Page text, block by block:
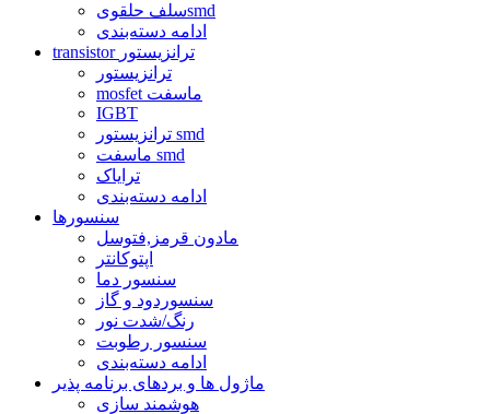
سلف حلقویsmd
ادامه دسته‌بندی
transistor ترانزیستور
ترانزیستور
mosfet ماسفت
IGBT
ترانزیستور smd
ماسفت smd
ترایاک
ادامه دسته‌بندی
سنسورها
مادون قرمز,فتوسل
اپتوکانتر
سنسور دما
سنسوردود و گاز
رنگ/شدت نور
سنسور رطوبت
ادامه دسته‌بندی
ماژول ها و بردهای برنامه پذیر
هوشمند سازی